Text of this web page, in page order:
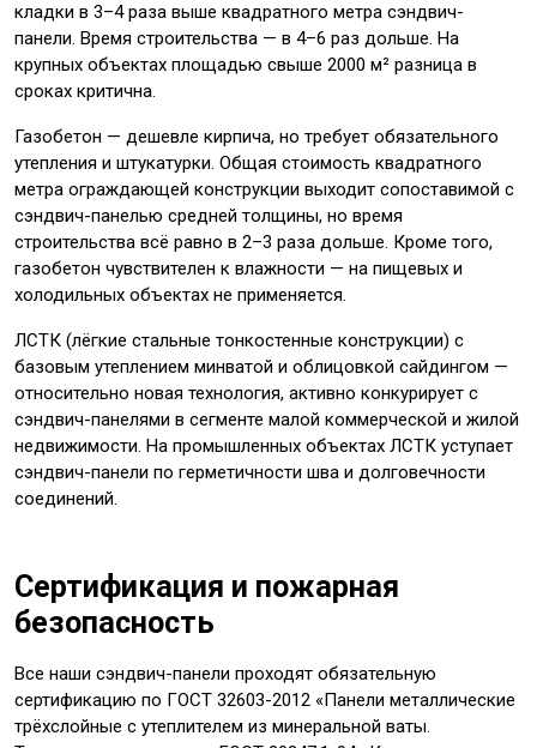
кладки в 3–4 раза выше квадратного метра сэндвич-
панели. Время строительства — в 4–6 раз дольше. На
крупных объектах площадью свыше 2000 м² разница в
сроках критична.
Газобетон — дешевле кирпича, но требует обязательного
утепления и штукатурки. Общая стоимость квадратного
метра ограждающей конструкции выходит сопоставимой с
сэндвич-панелью средней толщины, но время
строительства всё равно в 2–3 раза дольше. Кроме того,
газобетон чувствителен к влажности — на пищевых и
холодильных объектах не применяется.
ЛСТК (лёгкие стальные тонкостенные конструкции) с
базовым утеплением минватой и облицовкой сайдингом —
относительно новая технология, активно конкурирует с
сэндвич-панелями в сегменте малой коммерческой и жилой
недвижимости. На промышленных объектах ЛСТК уступает
сэндвич-панели по герметичности шва и долговечности
соединений.
Сертификация и пожарная
безопасность
Все наши сэндвич-панели проходят обязательную
сертификацию по ГОСТ 32603-2012 «Панели металлические
трёхслойные с утеплителем из минеральной ваты.